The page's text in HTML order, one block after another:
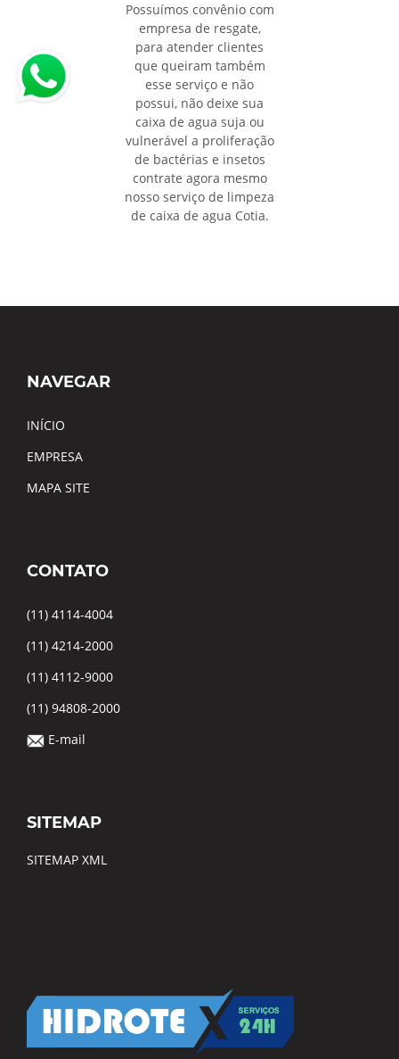
Possuímos convênio com
empresa de resgate,
para atender clientes
que queiram também
esse serviço e não
possui, não deixe sua
caixa de agua suja ou
vulnerável a proliferação
de bactérias e insetos
contrate agora mesmo
nosso serviço de limpeza
de caixa de agua Cotia.
NAVEGAR
INÍCIO
EMPRESA
MAPA SITE
CONTATO
(11) 4114-4004
(11) 4214-2000
(11) 4112-9000
(11) 94808-2000
E-mail
SITEMAP
SITEMAP XML